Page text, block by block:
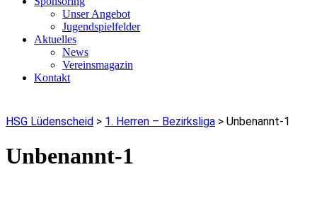
Unser Angebot
Jugendspielfelder
Aktuelles
News
Vereinsmagazin
Kontakt
HSG Lüdenscheid > 1. Herren – Bezirksliga > Unbenannt-1
Unbenannt-1